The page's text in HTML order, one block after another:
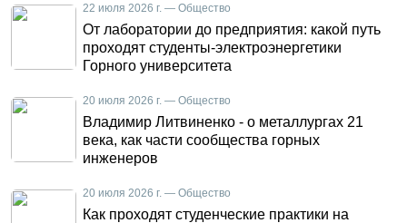
22 июля 2026 г. — Общество
От лаборатории до предприятия: какой путь
проходят студенты-электроэнергетики
Горного университета
20 июля 2026 г. — Общество
Владимир Литвиненко - о металлургах 21
века, как части сообщества горных
инженеров
20 июля 2026 г. — Общество
Как проходят студенческие практики на